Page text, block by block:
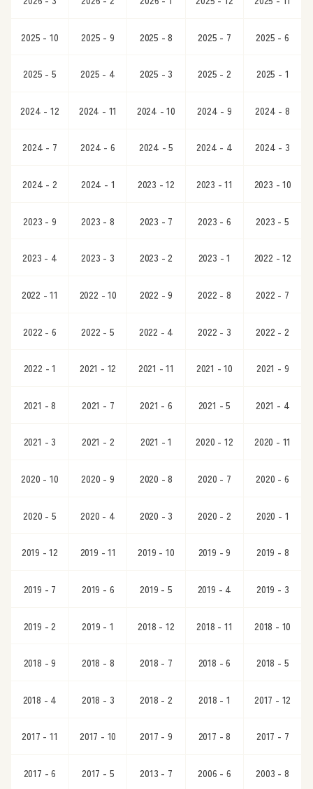
2025 - 10 2025 - 9 2025 - 8 2025 - 7 2025 - 6
2025 - 5 2025 - 4 2025 - 3 2025 - 2 2025 - 1
2024 - 12 2024 - 11 2024 - 10 2024 - 9 2024 - 8
2024 - 7 2024 - 6 2024 - 5 2024 - 4 2024 - 3
2024 - 2 2024 - 1 2023 - 12 2023 - 11 2023 - 10
2023 - 9 2023 - 8 2023 - 7 2023 - 6 2023 - 5
2023 - 4 2023 - 3 2023 - 2 2023 - 1 2022 - 12
2022 - 11 2022 - 10 2022 - 9 2022 - 8 2022 - 7
2022 - 6 2022 - 5 2022 - 4 2022 - 3 2022 - 2
2022 - 1 2021 - 12 2021 - 11 2021 - 10 2021 - 9
2021 - 8 2021 - 7 2021 - 6 2021 - 5 2021 - 4
2021 - 3 2021 - 2 2021 - 1 2020 - 12 2020 - 11
2020 - 10 2020 - 9 2020 - 8 2020 - 7 2020 - 6
2020 - 5 2020 - 4 2020 - 3 2020 - 2 2020 - 1
2019 - 12 2019 - 11 2019 - 10 2019 - 9 2019 - 8
2019 - 7 2019 - 6 2019 - 5 2019 - 4 2019 - 3
2019 - 2 2019 - 1 2018 - 12 2018 - 11 2018 - 10
2018 - 9 2018 - 8 2018 - 7 2018 - 6 2018 - 5
2018 - 4 2018 - 3 2018 - 2 2018 - 1 2017 - 12
2017 - 11 2017 - 10 2017 - 9 2017 - 8 2017 - 7
2017 - 6 2017 - 5 2013 - 7 2006 - 6 2003 - 8